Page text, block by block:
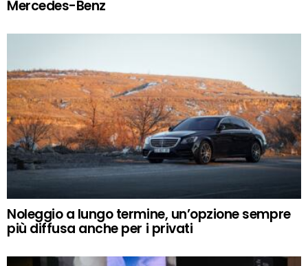
Mercedes-Benz
Noleggio a lungo termine, un’opzione sempre
più diffusa anche per i privati